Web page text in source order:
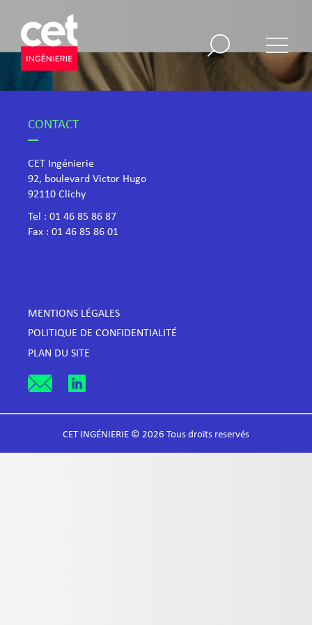
CONTACT
CET Ingénierie
92, boulevard Victor Hugo
​92110 Clichy
Tel : 01 46 85 86 87
Fax : 01 46 85 86 01
MENTIONS LÉGALES
POLITIQUE DE CONFIDENTIALITÉ
PLAN DU SITE
CET INGÉNIERIE © 2026 Tous droits reservés